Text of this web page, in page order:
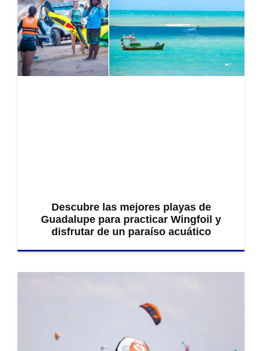
Descubre las mejores playas de
Guadalupe para practicar Wingfoil y
disfrutar de un paraíso acuático